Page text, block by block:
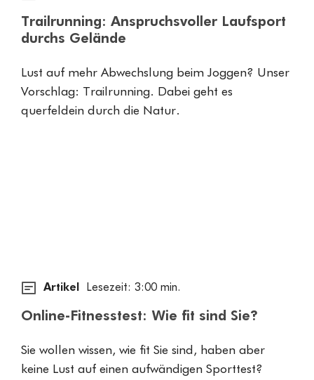
Trailrunning: Anspruchsvoller Laufsport
durchs Gelände
Lust auf mehr Abwechslung beim Joggen? Unser
Vorschlag: Trailrunning. Dabei geht es
querfeldein durch die Natur.
Artikel Lesezeit: 3:00 min.
Online-Fitnesstest: Wie fit sind Sie?
Sie wollen wissen, wie fit Sie sind, haben aber
keine Lust auf einen aufwändigen Sporttest?